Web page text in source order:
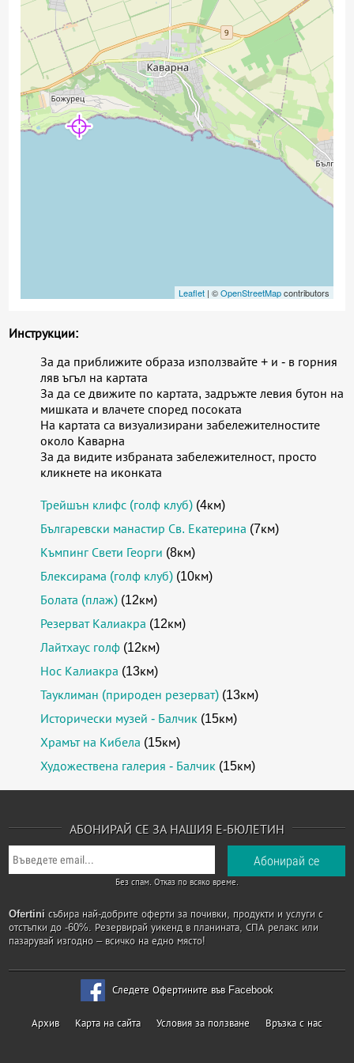
Leaflet| ©OpenStreetMapcontributors
Инструкции:
За да приближите образа използвайте + и - в горния
ляв ъгъл на картата
За да се движите по картата, задръжте левия бутон на
мишката и влачете според посоката
На картата са визуализирани забележителностите
около Каварна
За да видите избраната забележителност, просто
кликнете на иконката
Трейшън клифс (голф клуб) (4км)
Българевски манастир Св. Екатерина (7км)
Къмпинг Свети Георги (8км)
Блексирама (голф клуб) (10км)
Болата (плаж) (12км)
Резерват Калиакра (12км)
Лайтхаус голф (12км)
Нос Калиакра (13км)
Тауклиман (природен резерват) (13км)
Исторически музей - Балчик (15км)
Храмът на Кибела (15км)
Художествена галерия - Балчик (15км)
АБОНИРАЙ СЕ ЗА НАШИЯ Е-БЮЛЕТИН
Без спам. Отказ по всяко време.
Ofertini събира най-добрите оферти за почивки, продукти и услуги с
отстъпки до -60%. Резервирай уикенд в планината, СПА релакс или
пазарувай изгодно – всичко на едно място!
Следете Офертините във Facebook
Архив Карта на сайта Условия за ползване Връзка с нас